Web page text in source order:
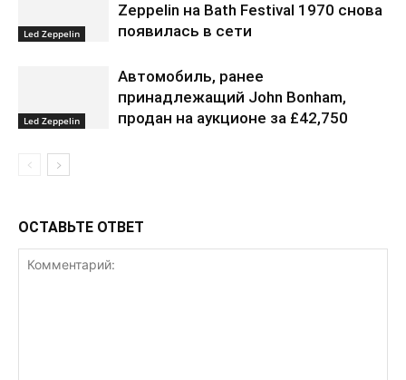
Led Zeppelin
Zeppelin на Bath Festival 1970 снова
появилась в сети
Led Zeppelin
Автомобиль, ранее
принадлежащий John Bonham,
продан на аукционе за £42,750
ОСТАВЬТЕ ОТВЕТ